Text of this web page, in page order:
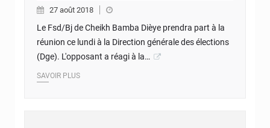
27 août 2018
Le Fsd/Bj de Cheikh Bamba Dièye prendra part à la
réunion ce lundi à la Direction générale des élections
(Dge). L'opposant a réagi à la…
SAVOIR PLUS